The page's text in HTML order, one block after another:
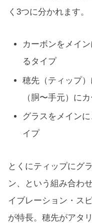
く3つに分かれます。
カーボンをメイ
るタイプ
穂先（ティップ
（胴〜手元）に
グラスをメイン
イプ
とくにティップにグ
ン、という組み合わ
イブレーション・ス
が特長。穂先がアタ